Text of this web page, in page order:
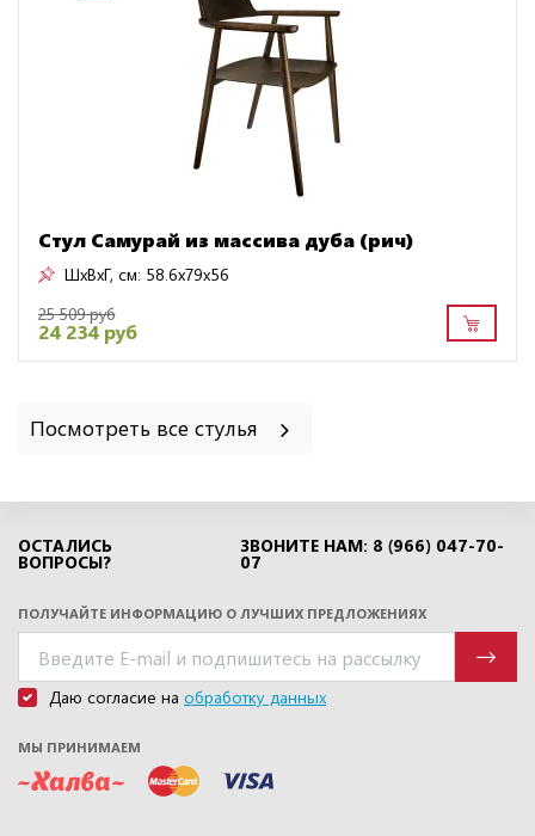
Стул Самурай из массива дуба (рич)
ШxВxГ, см: 58.6x79x56
25 509 руб
24 234 руб
Посмотреть все стулья
ОСТАЛИСЬ
ВОПРОСЫ?
ЗВОНИТЕ НАМ: 8 (966) 047-70-
07
ПОЛУЧАЙТЕ ИНФОРМАЦИЮ О ЛУЧШИХ ПРЕДЛОЖЕНИЯХ
Даю согласие на обработку данных
МЫ ПРИНИМАЕМ